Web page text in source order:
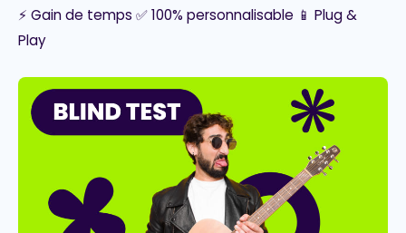
⚡ Gain de temps ✅ 100% personnalisable 📱 Plug &
Play